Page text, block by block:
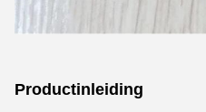
Productinleiding